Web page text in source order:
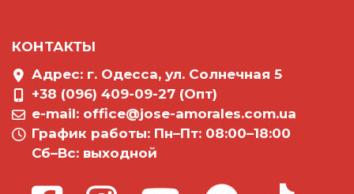
КОНТАКТЫ
Адрес: г. Одесса, ул. Солнечная 5
+38 (096) 409-09-27 (Опт)
e-mail: office@jose-amorales.com.ua
График работы: Пн–Пт: 08:00–18:00
Сб–Вс: выходной